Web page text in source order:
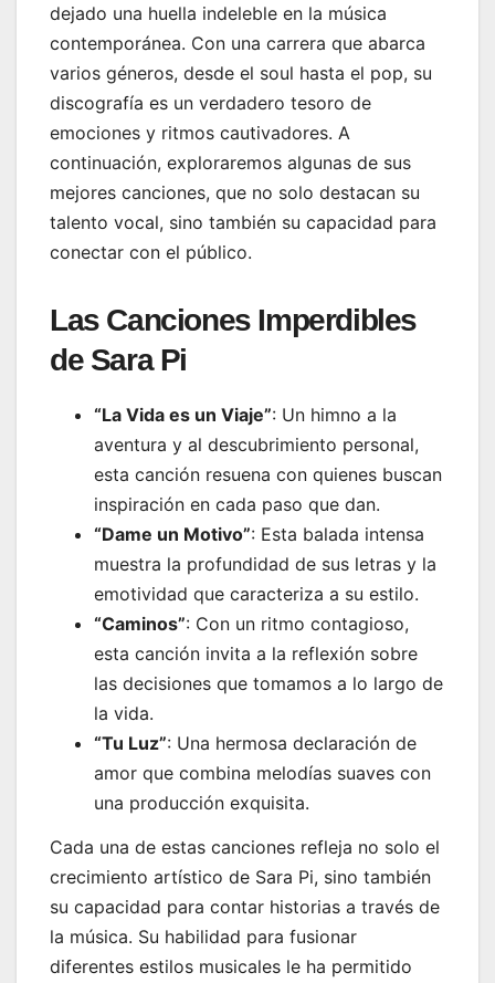
dejado una huella indeleble en la música
contemporánea. Con una carrera que abarca
varios géneros, desde el soul hasta el pop, su
discografía es un verdadero tesoro de
emociones y ritmos cautivadores. A
continuación, exploraremos algunas de sus
mejores canciones, que no solo destacan su
talento vocal, sino también su capacidad para
conectar con el público.
Las Canciones Imperdibles
de Sara Pi
“La Vida es un Viaje”: Un himno a la
aventura y al descubrimiento personal,
esta canción resuena con quienes buscan
inspiración en cada paso que dan.
“Dame un Motivo”: Esta balada intensa
muestra la profundidad de sus letras y la
emotividad que caracteriza a su estilo.
“Caminos”: Con un ritmo contagioso,
esta canción invita a la reflexión sobre
las decisiones que tomamos a lo largo de
la vida.
“Tu Luz”: Una hermosa declaración de
amor que combina melodías suaves con
una producción exquisita.
Cada una de estas canciones refleja no solo el
crecimiento artístico de Sara Pi, sino también
su capacidad para contar historias a través de
la música. Su habilidad para fusionar
diferentes estilos musicales le ha permitido